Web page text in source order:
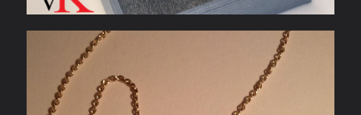
Hanger met vingerafdruk